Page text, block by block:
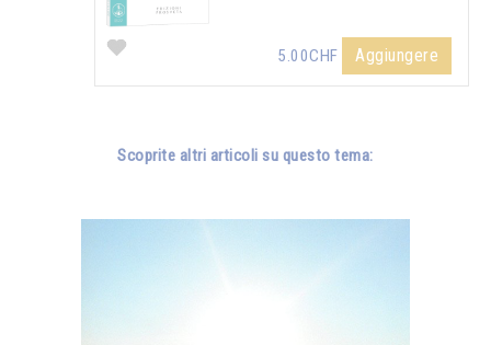
5.00CHF Aggiungere
Scoprite altri articoli su questo tema: